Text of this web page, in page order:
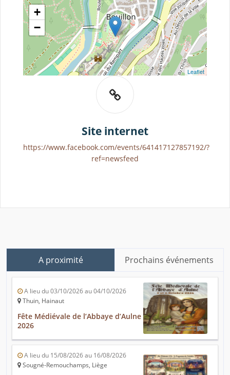
+
−
Leaflet
Site internet
https://www.facebook.com/events/641417127857192/?
ref=newsfeed
A proximité Prochains événements
A lieu du 03/10/2026 au 04/10/2026
Thuin, Hainaut
Fête Médiévale de l’Abbaye d’Aulne
2026
A lieu du 15/08/2026 au 16/08/2026
Sougné-Remouchamps, Liège